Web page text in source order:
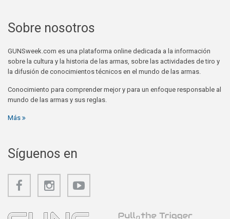
Sobre nosotros
GUNSweek.com es una plataforma online dedicada a la información
sobre la cultura y la historia de las armas, sobre las actividades de tiro y
la difusión de conocimientos técnicos en el mundo de las armas.
Conocimiento para comprender mejor y para un enfoque responsable al
mundo de las armas y sus reglas.
Más
Síguenos en